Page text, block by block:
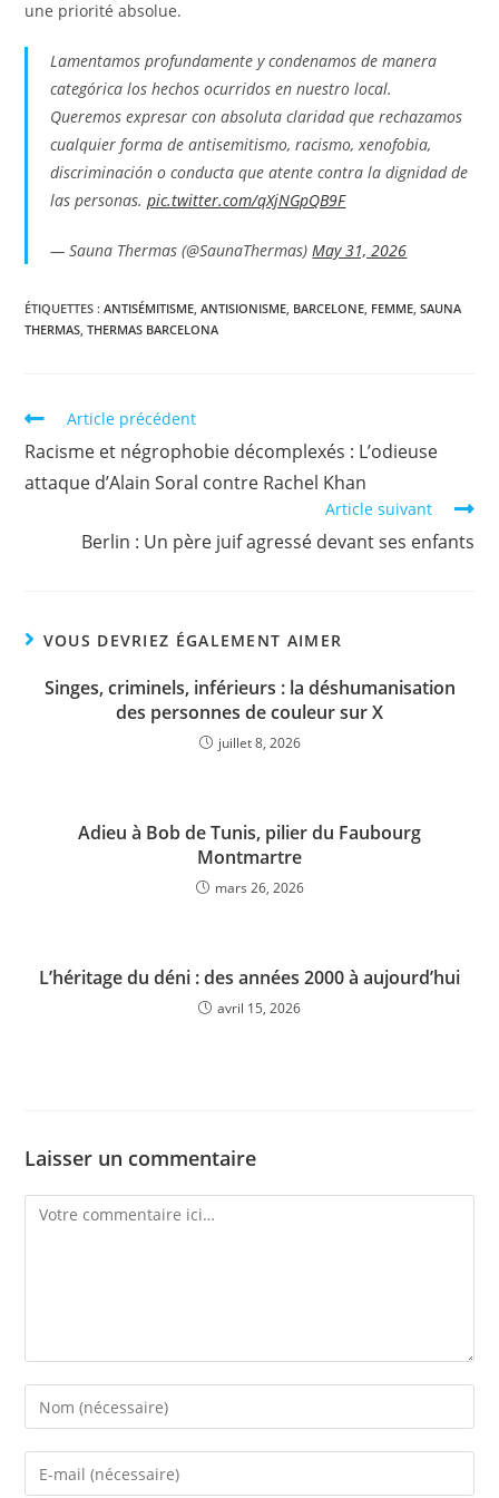
une priorité absolue.
Lamentamos profundamente y condenamos de manera
categórica los hechos ocurridos en nuestro local.
Queremos expresar con absoluta claridad que rechazamos
cualquier forma de antisemitismo, racismo, xenofobia,
discriminación o conducta que atente contra la dignidad de
las personas.pic.twitter.com/qXjNGpQB9F
— Sauna Thermas (@SaunaThermas)May 31, 2026
ÉTIQUETTES :ANTISÉMITISME, ANTISIONISME, BARCELONE, FEMME, SAUNA
THERMAS, THERMAS BARCELONA
Article précédent
Racisme et négrophobie décomplexés : L’odieuse
attaque d’Alain Soral contre Rachel Khan
Article suivant
Berlin : Un père juif agressé devant ses enfants
VOUS DEVRIEZ ÉGALEMENT AIMER
Singes, criminels, inférieurs : la déshumanisation
des personnes de couleur sur X
juillet 8, 2026
Adieu à Bob de Tunis, pilier du Faubourg
Montmartre
mars 26, 2026
L’héritage du déni : des années 2000 à aujourd’hui
avril 15, 2026
Laisser un commentaire